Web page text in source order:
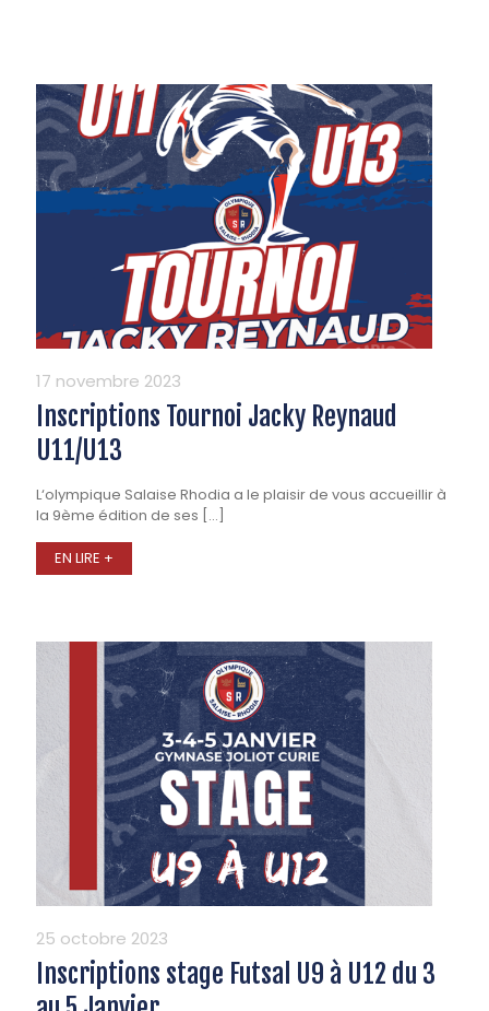
17 novembre 2023
Inscriptions Tournoi Jacky Reynaud
U11/U13
L‘olympique Salaise Rhodia a le plaisir de vous accueillir à
la 9ème édition de ses […]
EN LIRE +
25 octobre 2023
Inscriptions stage Futsal U9 à U12 du 3